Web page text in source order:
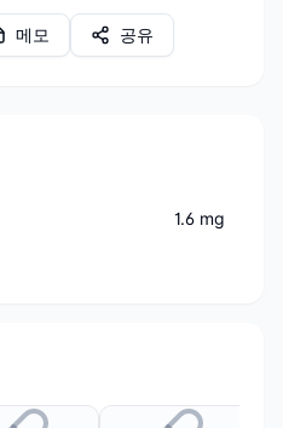
메모 공유
1.6 mg